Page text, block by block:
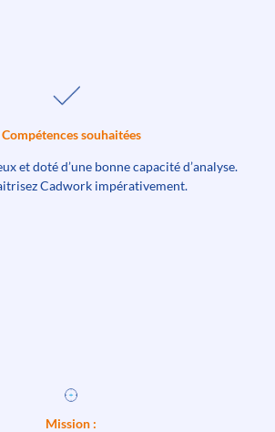
Compétences souhaitées
et doté d’une bonne capacité d’analyse.
Cadwork impérativement.
Mission :